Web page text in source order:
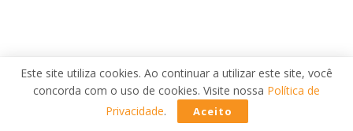
Este site utiliza cookies. Ao continuar a utilizar este site, você
concorda com o uso de cookies. Visite nossa Política de
Privacidade. Aceito